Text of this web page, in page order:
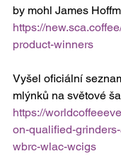
by mohl James
https://
product-winners
Vyšel oficiální
mlýnků na světové
https://
on-qualified-
wbrc-wlac-wcigs